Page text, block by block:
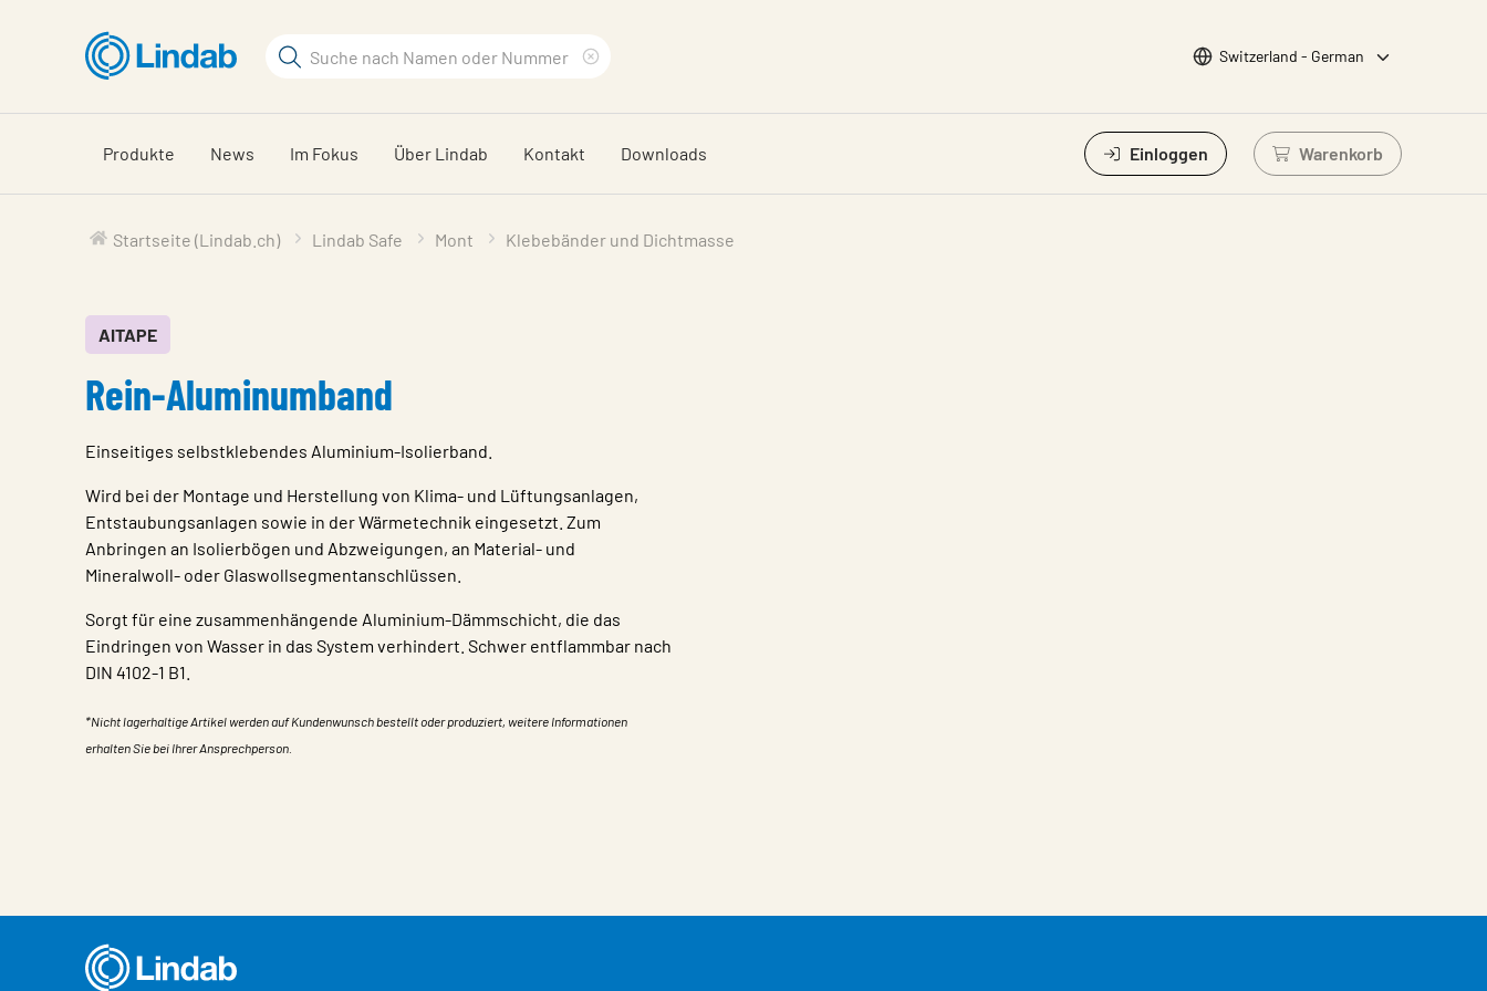
Hauptinhalt
Suchbegriff
durchsuchen
löschen
Sprache wählen
Switzerland - German
Produkte News Im Fokus Über Lindab Kontakt Downloads Einloggen Warenkorb
Einloggen um
Startseite (Lindab.ch) Lindab Safe Mont Klebebänder und Dichtmasse
AITAPE
Rein-Aluminumband
Einseitiges selbstklebendes Aluminium-Isolierband.
Wird bei der Montage und Herstellung von Klima- und Lüftungsanlagen,
Entstaubungsanlagen sowie in der Wärmetechnik eingesetzt. Zum
Anbringen an Isolierbögen und Abzweigungen, an Material- und
Mineralwoll- oder Glaswollsegmentanschlüssen.
Sorgt für eine zusammenhängende Aluminium-Dämmschicht, die das
Eindringen von Wasser in das System verhindert. Schwer entflammbar nach
DIN 4102-1 B1.
*Nicht lagerhaltige Artikel werden auf Kundenwunsch bestellt oder produziert, weitere Informationen
erhalten Sie bei Ihrer Ansprechperson.